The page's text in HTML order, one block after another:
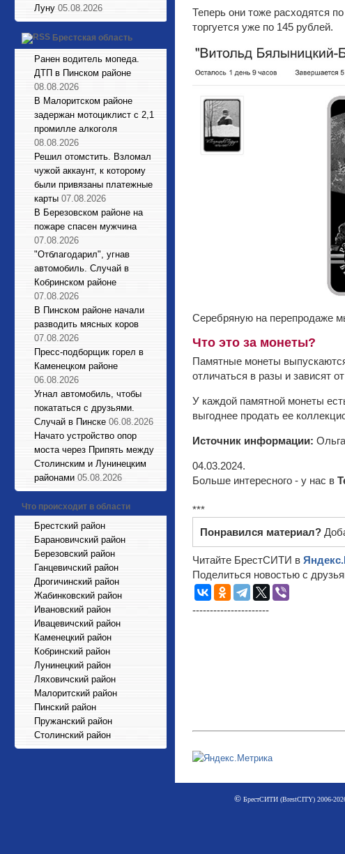
Луну 05.08.2026
Брестская область
Ранен водитель мопеда.
ДТП в Пинском районе
08.08.2026
В Малоритском районе
задержан мотоциклист с 2,1
промилле алкоголя
08.08.2026
Решил отомстить. Взломал
чужой аккаунт, к которому
были привязаны платежные
карты 07.08.2026
В Березовском районе на
пожаре спасен мужчина
07.08.2026
"Отблагодарил", угнав
автомобиль. Случай в
Кобринском районе
07.08.2026
В Пинском районе начали
разводить мясных коров
07.08.2026
Пресс-подборщик горел в
Каменецком районе
06.08.2026
Угнал автомобиль, чтобы
покататься с друзьями.
Случай в Пинске 06.08.2026
Начато устройство опор
моста через Припять между
Столинским и Лунинецким
районами 05.08.2026
Что происходит в области
Брестский район
Барановичский район
Березовский район
Ганцевичский район
Дрогичинский район
Жабинковский район
Ивановский район
Ивацевичский район
Каменецкий район
Кобринский район
Лунинецкий район
Ляховичский район
Малоритский район
Пинский район
Пружанский район
Столинский район
Теперь они тоже расходятся
торгуется уже по 145 рублей.
Серебряную на перепродаже
Что это за монеты?
Памятные монеты
отличаться в разы и зависят
У каждой памятной монеты
выгоднее продать ее
Источник информации:
04.03.2024.
Больше интересного - у нас в
***
Понравился материал?
Читайте БрестСИТИ в
Поделиться новостью с
----------------------
©БрестСИТИ (BrestCITY) 2006-2026.